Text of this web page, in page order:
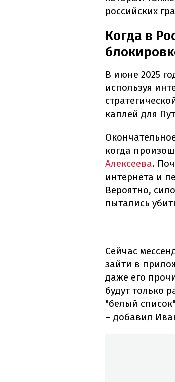
российских
Когда в
В июне 2025
используя
каплей для
когда
Алексеева.
интернета и
Вероятно,
пытались
Сейчас
зайти в
даже его
будут только
"белый
– добавил